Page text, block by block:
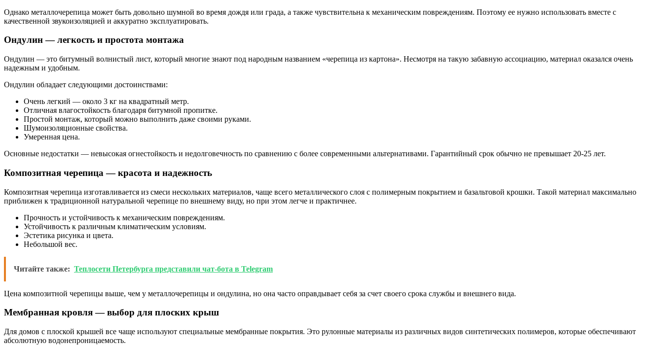
Однако металлочерепица может быть довольно шумной во время дождя или града, а также чувствительна к механическим повреждениям. Поэтому ее нужно использовать вместе с
качественной звукоизоляцией и аккуратно эксплуатировать.
Ондулин — легкость и простота монтажа
Ондулин — это битумный волнистый лист, который многие знают под народным названием «черепица из картона». Несмотря на такую забавную ассоциацию, материал оказался очень
надежным и удобным.
Ондулин обладает следующими достоинствами:
Очень легкий — около 3 кг на квадратный метр.
Отличная влагостойкость благодаря битумной пропитке.
Простой монтаж, который можно выполнить даже своими руками.
Шумоизоляционные свойства.
Умеренная цена.
Основные недостатки — невысокая огнестойкость и недолговечность по сравнению с более современными альтернативами. Гарантийный срок обычно не превышает 20-25 лет.
Композитная черепица — красота и надежность
Композитная черепица изготавливается из смеси нескольких материалов, чаще всего металлического слоя с полимерным покрытием и базальтовой крошки. Такой материал максимально
приближен к традиционной натуральной черепице по внешнему виду, но при этом легче и практичнее.
Прочность и устойчивость к механическим повреждениям.
Устойчивость к различным климатическим условиям.
Эстетика рисунка и цвета.
Небольшой вес.
Читайте также: Теплосети Петербурга представили чат-бота в Telegram
Цена композитной черепицы выше, чем у металлочерепицы и ондулина, но она часто оправдывает себя за счет своего срока службы и внешнего вида.
Мембранная кровля — выбор для плоских крыш
Для домов с плоской крышей все чаще используют специальные мембранные покрытия. Это рулонные материалы из различных видов синтетических полимеров, которые обеспечивают
абсолютную водонепроницаемость.